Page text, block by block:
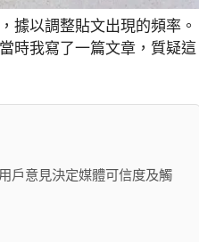
據以調整貼文出現的頻率。
時我寫了一篇文章，質疑這
戶意見決定媒體可信度及觸